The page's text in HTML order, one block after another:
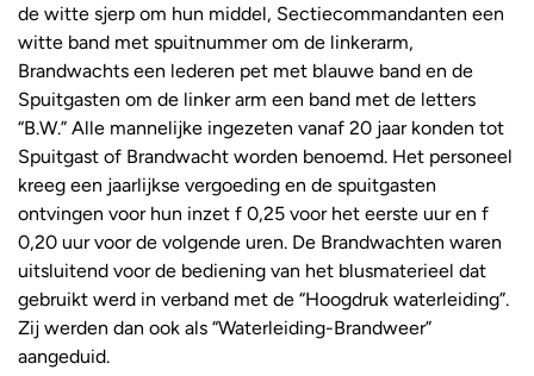
de witte sjerp om hun middel, Sectiecommandanten een
witte band met spuitnummer om de linkerarm,
Brandwachts een lederen pet met blauwe band en de
Spuitgasten om de linker arm een band met de letters
“B.W.” Alle mannelijke ingezeten vanaf 20 jaar konden tot
Spuitgast of Brandwacht worden benoemd. Het personeel
kreeg een jaarlijkse vergoeding en de spuitgasten
ontvingen voor hun inzet f 0,25 voor het eerste uur en f
0,20 uur voor de volgende uren. De Brandwachten waren
uitsluitend voor de bediening van het blusmaterieel dat
gebruikt werd in verband met de “Hoogdruk waterleiding”.
Zij werden dan ook als “Waterleiding-Brandweer”
aangeduid.